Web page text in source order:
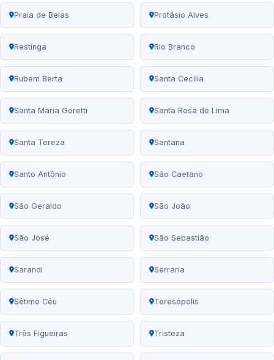
Praia de Belas Protásio Alves
Restinga Rio Branco
Rubem Berta Santa Cecília
Santa Maria Goretti Santa Rosa de Lima
Santa Tereza Santana
Santo Antônio São Caetano
São Geraldo São João
São José São Sebastião
Sarandi Serraria
Sétimo Céu Teresópolis
Três Figueiras Tristeza